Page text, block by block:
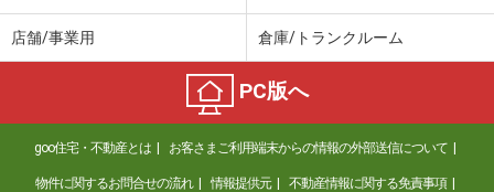
店舗/事業用 倉庫/トランクルーム
PC版へ
goo住宅・不動産とは お客さまご利用端末からの情報の外部送信について
物件に関するお問合せの流れ 情報提供元 不動産情報に関する免責事項